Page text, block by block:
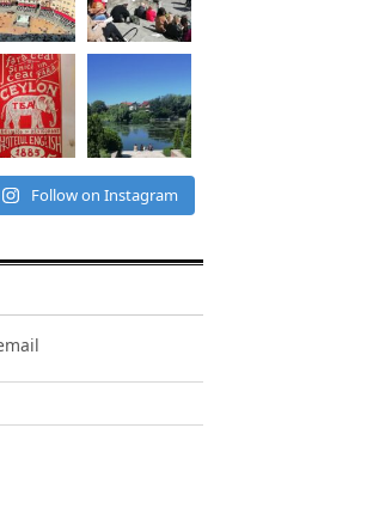
Follow on Instagram